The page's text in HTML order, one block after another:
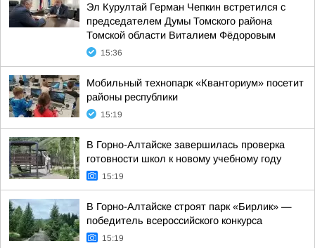
Эл Курултай Герман Чепкин встретился с
председателем Думы Томского района
Томской области Виталием Фёдоровым
15:36
Мобильный технопарк «Кванториум» посетит
районы республики
15:19
В Горно-Алтайске завершилась проверка
готовности школ к новому учебному году
15:19
В Горно-Алтайске строят парк «Бирлик» —
победитель всероссийского конкурса
15:19